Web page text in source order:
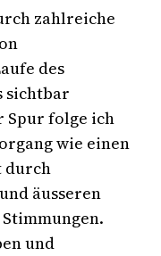
zahlreiche
des
sichtbar
Spur folge ich
wie einen
durch
äusseren
und